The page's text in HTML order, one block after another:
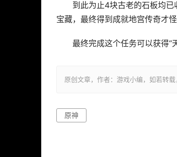
到此为止4块古老的石板均
宝藏，最终得到成就地宫传奇才怪
最终完成这个任务可以获得“
原创文章，作者：游戏小编，如若
原神